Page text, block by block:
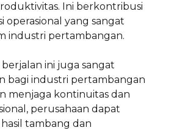
Ini berkontribusi
operasional yang sangat
industri pertambangan.
ini juga sangat
bagi industri pertambangan
menjaga kontinuitas dan
perusahaan dapat
tambang dan